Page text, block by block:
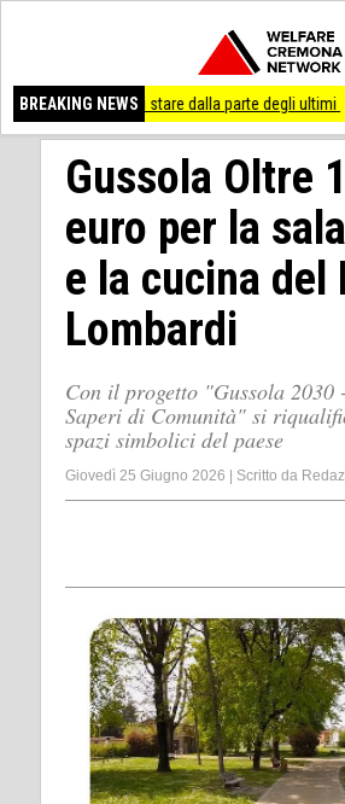
BREAKING NEWS
di stare dalla parte degli ultimi Sicurezza I
Gussola Oltre
euro per la
e la cucina del
Lombardi
Con il progetto "Gussola 2030
Saperi di Comunità" si
spazi simbolici del paese
Giovedì 25 Giugno 2026 Scritto da